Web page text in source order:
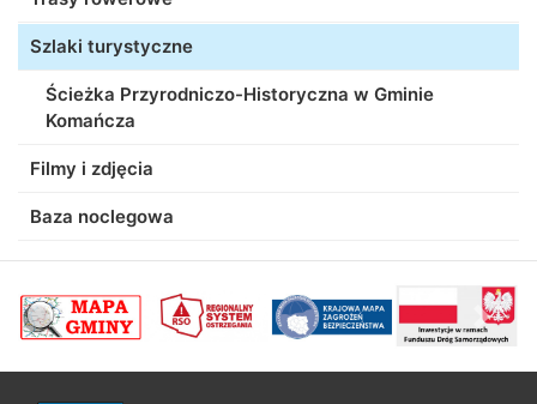
Szlaki turystyczne
Ścieżka Przyrodniczo-Historyczna w Gminie
Komańcza
Filmy i zdjęcia
Baza noclegowa
poprzednii